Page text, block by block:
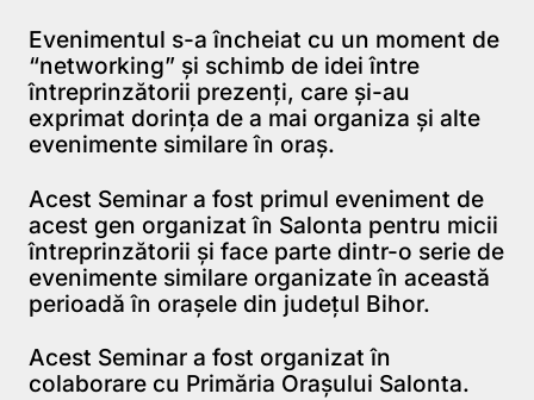
Evenimentul s-a încheiat cu un moment de
“networking” şi schimb de idei între
întreprinzătorii prezenţi, care şi-au
exprimat dorinţa de a mai organiza şi alte
evenimente similare în oraş.
Acest Seminar a fost primul eveniment de
acest gen organizat în Salonta pentru micii
întreprinzătorii şi face parte dintr-o serie de
evenimente similare organizate în această
perioadă în oraşele din judeţul Bihor.
Acest Seminar a fost organizat în
colaborare cu Primăria Oraşului Salonta.